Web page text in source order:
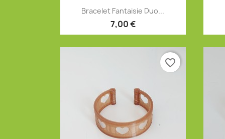
Aperçu rapide
Bracelet Fantaisie Duo...
7,00 €
favorite_border